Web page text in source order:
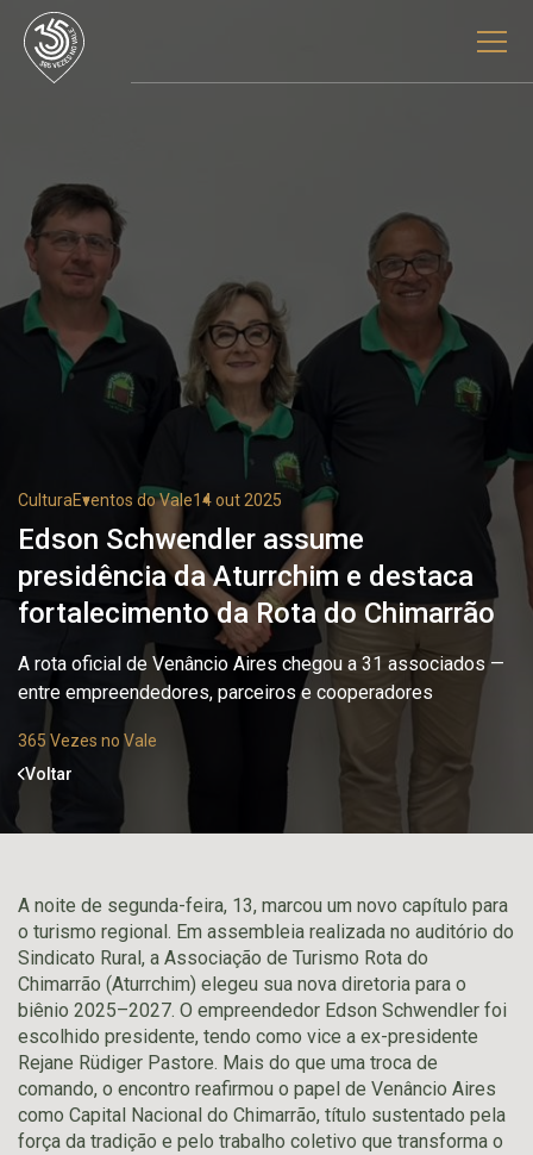
CulturaEventos do Vale14 out 2025
Edson Schwendler assume
presidência da Aturrchim e destaca
fortalecimento da Rota do Chimarrão
A rota oficial de Venâncio Aires chegou a 31 associados —
entre empreendedores, parceiros e cooperadores
365 Vezes no Vale
Voltar
A noite de segunda-feira, 13, marcou um novo capítulo para
o turismo regional. Em assembleia realizada no auditório do
Sindicato Rural, a Associação de Turismo Rota do
Chimarrão (Aturrchim) elegeu sua nova diretoria para o
biênio 2025–2027. O empreendedor Edson Schwendler foi
escolhido presidente, tendo como vice a ex-presidente
Rejane Rüdiger Pastore. Mais do que uma troca de
comando, o encontro reafirmou o papel de Venâncio Aires
como Capital Nacional do Chimarrão, título sustentado pela
força da tradição e pelo trabalho coletivo que transforma o